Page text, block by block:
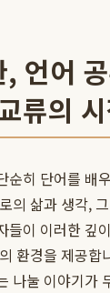
언어
류의
순히 단어를 배
의 삶과 생각,
들이 이러한 깊
환경을 제공합
나눌 이야기가